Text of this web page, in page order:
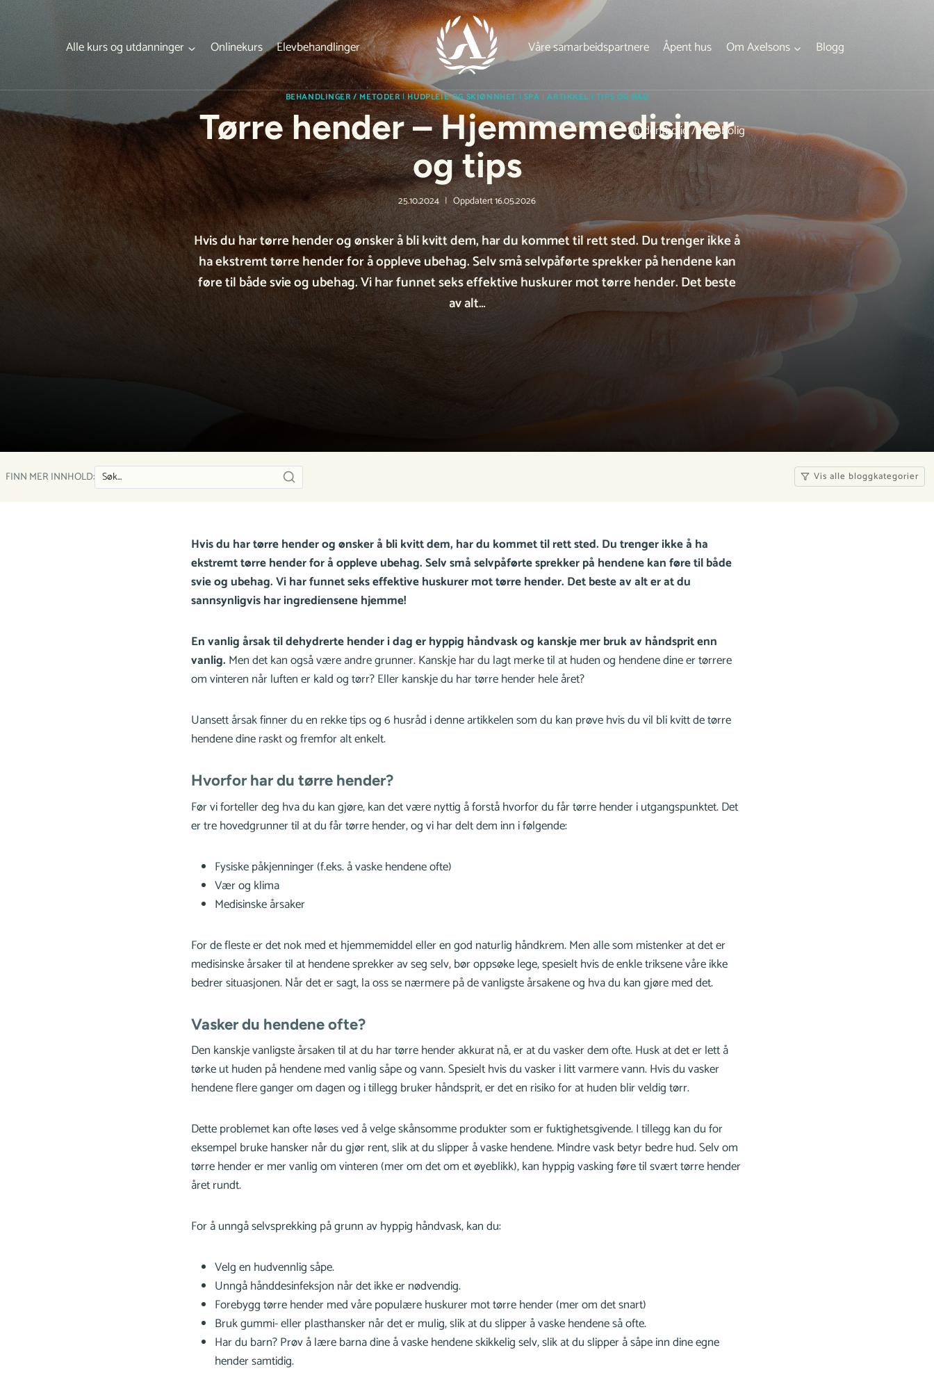
content
Alle kurs og utdanninger Onlinekurs Elevbehandlinger Våre samarbeidspartnere Åpent hus Om Axelsons Blogg
Studentbolig / Kursbolig
BEHANDLINGER / METODER|HUDPLEIE OG SKJØNNHET | SPA |ARTIKKEL | TIPS OG RÅD
Tørre hender – Hjemmemedisiner
og tips
25.10.2024 Oppdatert16.05.2026
Hvis du har tørre hender og ønsker å bli kvitt dem, har du kommet til rett sted. Du trenger ikke å
ha ekstremt tørre hender for å oppleve ubehag. Selv små selvpåførte sprekker på hendene kan
føre til både svie og ubehag. Vi har funnet seks effektive huskurer mot tørre hender. Det beste
av alt…
FINN MER INNHOLD: Vis alle bloggkategorier
Hvis du har tørre hender og ønsker å bli kvitt dem, har du kommet til rett sted. Du trenger ikke å ha
ekstremt tørre hender for å oppleve ubehag. Selv små selvpåførte sprekker på hendene kan føre til både
svie og ubehag. Vi har funnet seks effektive huskurer mot tørre hender. Det beste av alt er at du
sannsynligvis har ingrediensene hjemme!
En vanlig årsak til dehydrerte hender i dag er hyppig håndvask og kanskje mer bruk av håndsprit enn
vanlig. Men det kan også være andre grunner. Kanskje har du lagt merke til at huden og hendene dine er tørrere
om vinteren når luften er kald og tørr? Eller kanskje du har tørre hender hele året?
Uansett årsak finner du en rekke tips og 6 husråd i denne artikkelen som du kan prøve hvis du vil bli kvitt de tørre
hendene dine raskt og fremfor alt enkelt.
Hvorfor har du tørre hender?
Før vi forteller deg hva du kan gjøre, kan det være nyttig å forstå hvorfor du får tørre hender i utgangspunktet. Det
er tre hovedgrunner til at du får tørre hender, og vi har delt dem inn i følgende:
Fysiske påkjenninger (f.eks. å vaske hendene ofte)
Vær og klima
Medisinske årsaker
For de fleste er det nok med et hjemmemiddel eller en god naturlig håndkrem. Men alle som mistenker at det er
medisinske årsaker til at hendene sprekker av seg selv, bør oppsøke lege, spesielt hvis de enkle triksene våre ikke
bedrer situasjonen. Når det er sagt, la oss se nærmere på de vanligste årsakene og hva du kan gjøre med det.
Vasker du hendene ofte?
Den kanskje vanligste årsaken til at du har tørre hender akkurat nå, er at du vasker dem ofte. Husk at det er lett å
tørke ut huden på hendene med vanlig såpe og vann. Spesielt hvis du vasker i litt varmere vann. Hvis du vasker
hendene flere ganger om dagen og i tillegg bruker håndsprit, er det en risiko for at huden blir veldig tørr.
Dette problemet kan ofte løses ved å velge skånsomme produkter som er fuktighetsgivende. I tillegg kan du for
eksempel bruke hansker når du gjør rent, slik at du slipper å vaske hendene. Mindre vask betyr bedre hud. Selv om
tørre hender er mer vanlig om vinteren (mer om det om et øyeblikk), kan hyppig vasking føre til svært tørre hender
året rundt.
For å unngå selvsprekking på grunn av hyppig håndvask, kan du:
Velg en hudvennlig såpe.
Unngå hånddesinfeksjon når det ikke er nødvendig.
Forebygg tørre hender med våre populære huskurer mot tørre hender (mer om det snart)
Bruk gummi- eller plasthansker når det er mulig, slik at du slipper å vaske hendene så ofte.
Har du barn? Prøv å lære barna dine å vaske hendene skikkelig selv, slik at du slipper å såpe inn dine egne
hender samtidig.